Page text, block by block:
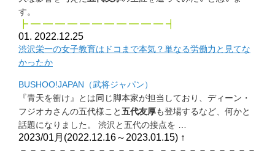
す。
┣ ━ ━ ━ ━ ━ ━ ━ ━ ━ ━ ━ ┫
01. 2022.12.25
渋沢栄一の女子教育はドコまで本気？単なる労働力と見てな
かったか
BUSHOO!JAPAN（武将ジャパン）
『青天を衝け』とは同じ脚本家が担当しており、ディーン・
フジオカさんの五代様こと五代友厚も登場するなど、 何かと
話題になりました。 渋沢と五代の接点を …
2023/01月(2022.12.16～2023.01.15) ↑
－－－－－－－－－－－－－－ －－－－－－－－－－